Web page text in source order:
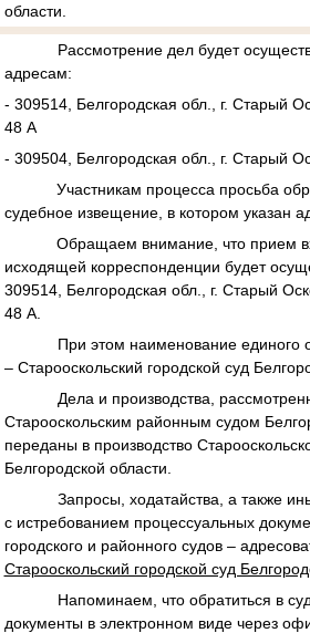
области.
Рассмотрение дел будет
адресам:
- 309514, Белгородская обл., г. Старый
48 А
- 309504, Белгородская обл., г. Старый
Участникам процесса просьба
судебное извещение, в котором указан
Обращаем внимание, что прием
исходящей корреспонденции будет
309514, Белгородская обл., г. Старый
48 А.
При этом наименование единого
– Старооскольский городской суд
Дела и производства,
Старооскольским районным судом
переданы в производство
Белгородской области.
Запросы, ходатайства, а также
с истребованием процессуальных
городского и районного судов –
Старооскольский городской суд
Напоминаем, что обратиться в суд
документы в электронном виде через